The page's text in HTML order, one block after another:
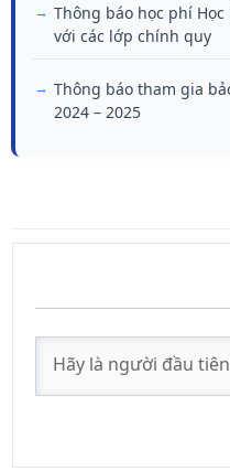
Thông báo học phí Học
với các lớp chính quy
Thông báo tham gia
2024 – 2025